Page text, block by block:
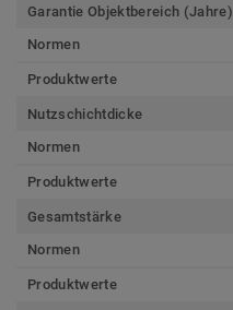
Garantie Objektbereich (Jahre)
Normen
Produktwerte
Nutzschichtdicke
Normen
Produktwerte
Gesamtstärke
Normen
Produktwerte